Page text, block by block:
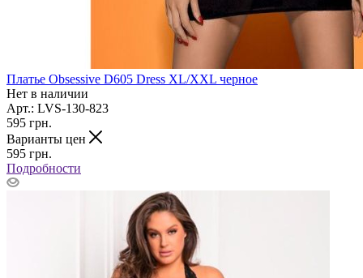
Платье Obsessive D605 Dress XL/XXL черное
Нет в наличии
Арт.: LVS-130-823
595 грн.
Варианты цен
595 грн.
Подробности